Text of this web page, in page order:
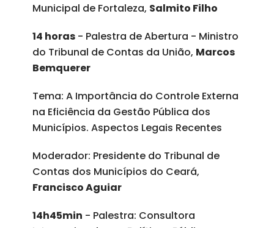
Municipal de Fortaleza, Salmito Filho
14 horas- Palestra de Abertura - Ministro
do Tribunal de Contas da União, Marcos
Bemquerer
Tema: A Importância do Controle Externa
na Eficiência da Gestão Pública dos
Municípios. Aspectos Legais Recentes
Moderador: Presidente do Tribunal de
Contas dos Municípios do Ceará,
Francisco Aguiar
14h45min - Palestra: Consultora